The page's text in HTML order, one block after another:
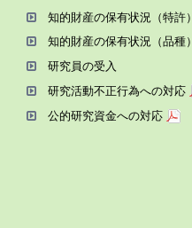
知的財産の保有状況（特許）
知的財産の保有状況（品種）
研究員の受⼊
研究活動不正⾏為への対応
公的研究資金への対応